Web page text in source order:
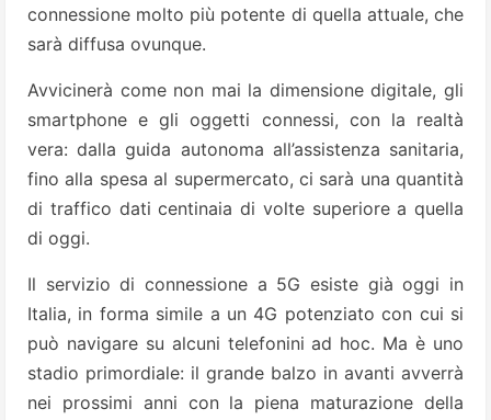
connessione molto più potente di quella attuale, che
sarà diffusa ovunque.
Avvicinerà come non mai la dimensione digitale, gli
smartphone e gli oggetti connessi, con la realtà
vera: dalla guida autonoma all’assistenza sanitaria,
fino alla spesa al supermercato, ci sarà una quantità
di traffico dati centinaia di volte superiore a quella
di oggi.
Il servizio di connessione a 5G esiste già oggi in
Italia, in forma simile a un 4G potenziato con cui si
può navigare su alcuni telefonini ad hoc. Ma è uno
stadio primordiale: il grande balzo in avanti avverrà
nei prossimi anni con la piena maturazione della